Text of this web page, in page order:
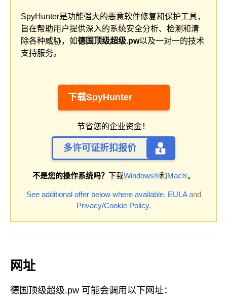
SpyHunter是功能强大的恶意软件修复和保护工具，
旨在帮助用户提供深入的系统安全分析、检测和清
除各种威胁，如德国顶级超级.pw以及一对一的技术
支持服务。
下载SpyHunter
节省您的企业资金！
多许可证折扣报价
不是您的操作系统吗？ 下载Windows®和Mac®。
See additional offer below where available. EULAand
Privacy/Cookie Policy.
网址
德国顶级超级.pw 可能会调用以下网址：